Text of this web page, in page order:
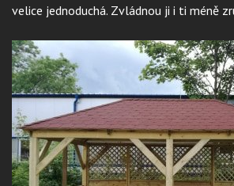
velice jednoduchá. Zvládnou ji i ti méně